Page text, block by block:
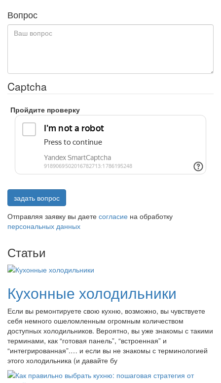
Вопрос
Captcha
Пройдите проверку
задать вопрос
Отправляя заявку вы даете согласие на обработку
персональных данных
Статьи
Кухонные холодильники
Если вы ремонтируете свою кухню, возможно, вы чувствуете
себя немного ошеломленным огромным количеством
доступных холодильников. Вероятно, вы уже знакомы с такими
терминами, как “готовая панель”, “встроенная” и
“интегрированная”.… и если вы не знакомы с терминологией
этого холодильника (и давайте бу